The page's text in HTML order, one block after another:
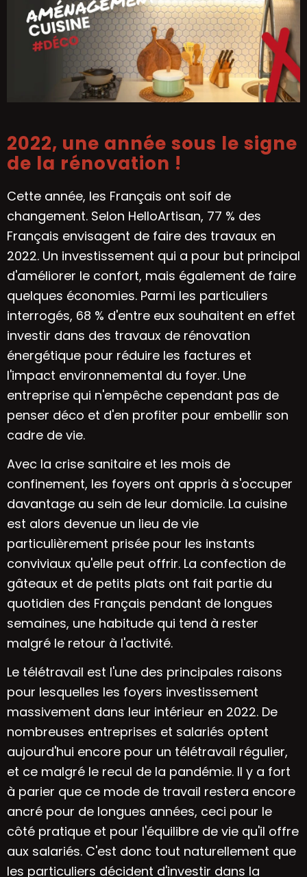
2022, une année sous le signe
de la rénovation !
Cette année, les Français ont soif de
changement. Selon HelloArtisan, 77 % des
Français envisagent de faire des travaux en
2022. Un investissement qui a pour but principal
d'améliorer le confort, mais également de faire
quelques économies. Parmi les particuliers
interrogés, 68 % d'entre eux souhaitent en effet
investir dans des travaux de rénovation
énergétique pour réduire les factures et
l'impact environnemental du foyer. Une
entreprise qui n'empêche cependant pas de
penser déco et d'en profiter pour embellir son
cadre de vie.
Avec la crise sanitaire et les mois de
confinement, les foyers ont appris à s'occuper
davantage au sein de leur domicile. La cuisine
est alors devenue un lieu de vie
particulièrement prisée pour les instants
conviviaux qu'elle peut offrir. La confection de
gâteaux et de petits plats ont fait partie du
quotidien des Français pendant de longues
semaines, une habitude qui tend à rester
malgré le retour à l'activité.
Le télétravail est l'une des principales raisons
pour lesquelles les foyers investissement
massivement dans leur intérieur en 2022. De
nombreuses entreprises et salariés optent
aujourd'hui encore pour un télétravail régulier,
et ce malgré le recul de la pandémie. Il y a fort
à parier que ce mode de travail restera encore
ancré pour de longues années, ceci pour le
côté pratique et pour l'équilibre de vie qu'il offre
aux salariés. C'est donc tout naturellement que
les particuliers décident d'investir dans la